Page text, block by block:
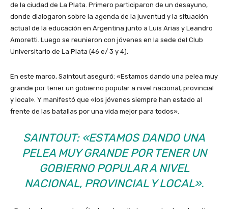
de la ciudad de La Plata. Primero participaron de un desayuno,
donde dialogaron sobre la agenda de la juventud y la situación
actual de la educación en Argentina junto a Luis Arias y Leandro
Amoretti. Luego se reunieron con jóvenes en la sede del Club
Universitario de La Plata (46 e/ 3 y 4).
En este marco, Saintout aseguró: «Estamos dando una pelea muy
grande por tener un gobierno popular a nivel nacional, provincial
y local». Y manifestó que «los jóvenes siempre han estado al
frente de las batallas por una vida mejor para todos».
SAINTOUT: «ESTAMOS DANDO UNA
PELEA MUY GRANDE POR TENER UN
GOBIERNO POPULAR A NIVEL
NACIONAL, PROVINCIAL Y LOCAL».